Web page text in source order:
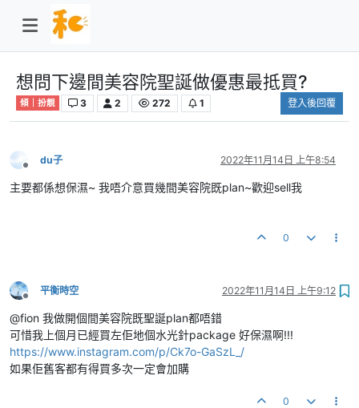
想問下邊間美容院聖誕做優惠最抵買?
傾｜扮靚 3 2 272 1 登入後回覆
離線
du子 2022年11月14日 上午8:54
主要都係想保濕~ 我唔介意買幾間美容院既plan~歡迎sell我
0
離線
平衡時空 2022年11月14日 上午9:12
@fion 我做開個間美容院既聖誕plan都唔錯
可惜我上個月已經買左佢地個水光針package 好保濕啊!!!
https://www.instagram.com/p/Ck7o-GaSzL_/
如果佢舊客都有得買多次一定會加購
0